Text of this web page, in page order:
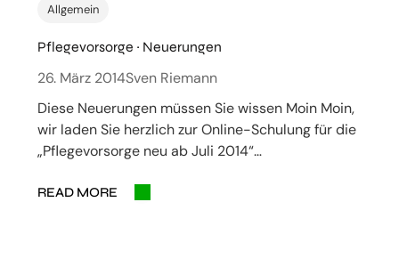
Allgemein
Pflegevorsorge ~ Neuerungen
26. März 2014Sven Riemann
Diese Neuerungen müssen Sie wissen Moin Moin,
wir laden Sie herzlich zur Online-Schulung für die
„Pflegevorsorge neu ab Juli 2014“…
READ MORE